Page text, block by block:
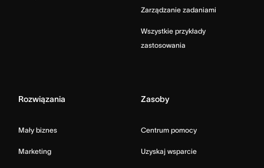
Zarządzanie zadaniami
Wszystkie przykłady
zastosowania
Rozwiązania
Mały biznes
Marketing
Zasoby
Centrum pomocy
Uzyskaj wsparcie